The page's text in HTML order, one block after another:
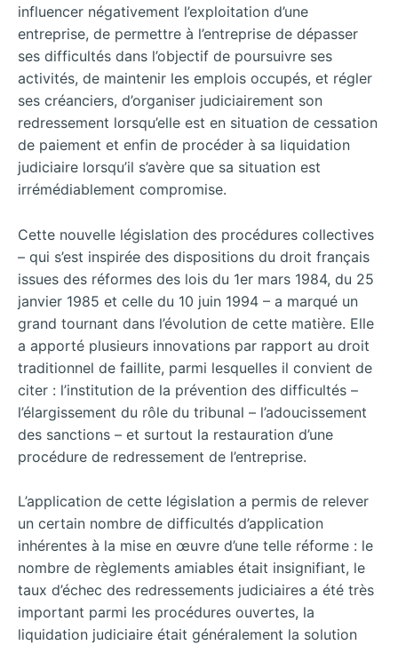
influencer négativement l’exploitation d’une
entreprise, de permettre à l’entreprise de dépasser
ses difficultés dans l’objectif de poursuivre ses
activités, de maintenir les emplois occupés, et régler
ses créanciers, d’organiser judiciairement son
redressement lorsqu’elle est en situation de cessation
de paiement et enfin de procéder à sa liquidation
judiciaire lorsqu’il s’avère que sa situation est
irrémédiablement compromise.
Cette nouvelle législation des procédures collectives
– qui s’est inspirée des dispositions du droit français
issues des réformes des lois du 1er mars 1984, du 25
janvier 1985 et celle du 10 juin 1994 – a marqué un
grand tournant dans l’évolution de cette matière. Elle
a apporté plusieurs innovations par rapport au droit
traditionnel de faillite, parmi lesquelles il convient de
citer : l’institution de la prévention des difficultés –
l’élargissement du rôle du tribunal – l’adoucissement
des sanctions – et surtout la restauration d’une
procédure de redressement de l’entreprise.
L’application de cette législation a permis de relever
un certain nombre de difficultés d’application
inhérentes à la mise en œuvre d’une telle réforme : le
nombre de règlements amiables était insignifiant, le
taux d’échec des redressements judiciaires a été très
important parmi les procédures ouvertes, la
liquidation judiciaire était généralement la solution